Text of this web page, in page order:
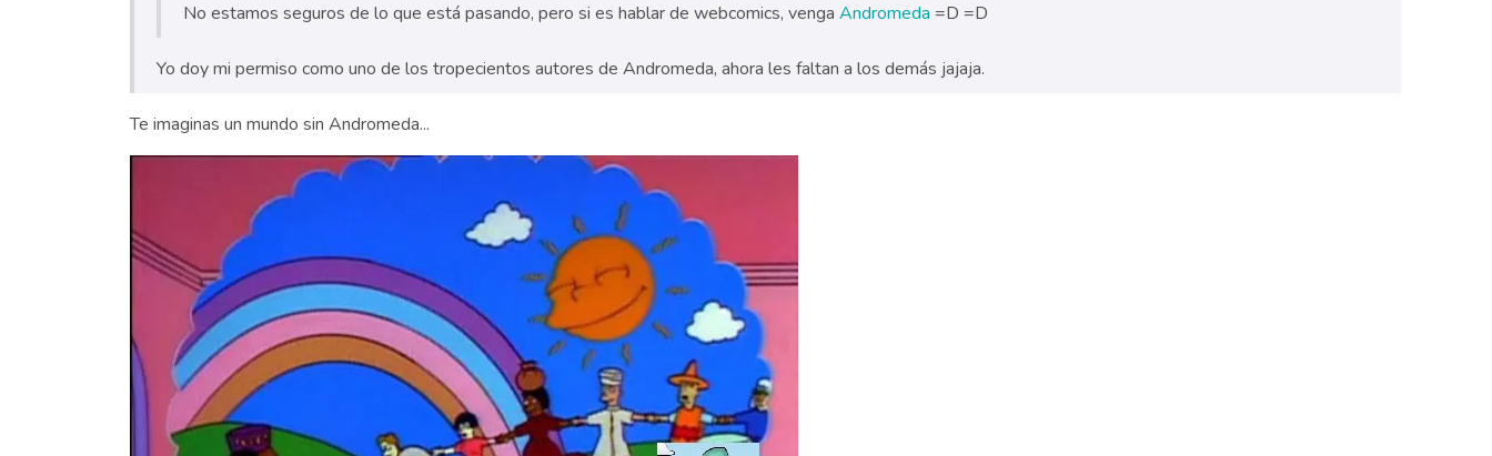
No estamos seguros de lo que está pasando, pero si es hablar de webcomics, venga Andromeda =D =D
Yo doy mi permiso como uno de los tropecientos autores de Andromeda, ahora les faltan a los demás jajaja.
Te imaginas un mundo sin Andromeda...